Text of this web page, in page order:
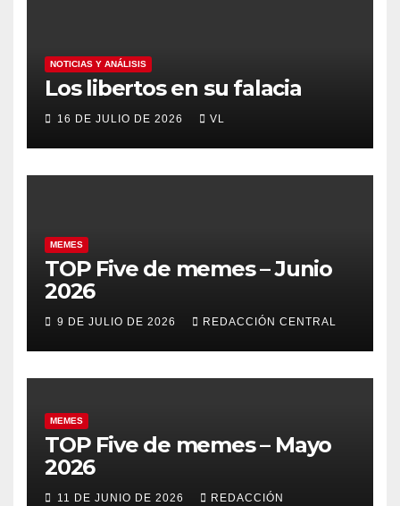
NOTICIAS Y ANÁLISIS
Los libertos en su falacia
16 DE JULIO DE 2026 VL
MEMES
TOP Five de memes – Junio
2026
9 DE JULIO DE 2026 REDACCIÓN CENTRAL
MEMES
TOP Five de memes – Mayo
2026
11 DE JUNIO DE 2026 REDACCIÓN